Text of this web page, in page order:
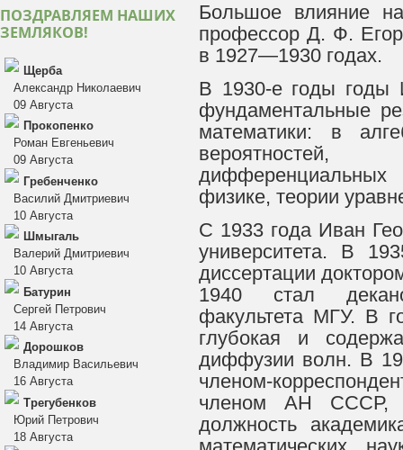
Большое влияние
профессор Д. Ф.
в 1927—1930 годах.
В 1930-е годы годы
фундаментальные
математики: в
физике, теории
С 1933 года Иван
университета. В
диссертации
1940 стал
факультета МГУ. В
глубокая и
диффузии волн. В
членом-
членом АН СССР,
должность
ПОЗДРАВЛЯЕМ НАШИХ
ЗЕМЛЯКОВ!
Щерба
Александр Николаевич
09 Августа
Прокопенко
Роман Евгеньевич
09 Августа
Гребенченко
Василий Дмитриевич
10 Августа
Шмыгаль
Валерий Дмитриевич
10 Августа
Батурин
Сергей Петрович
14 Августа
Дорошков
Владимир Васильевич
16 Августа
Трегубенков
Юрий Петрович
18 Августа